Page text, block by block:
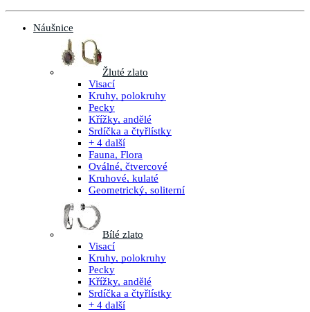
Náušnice
Žluté zlato
Visací
Kruhy, polokruhy
Pecky
Křížky, andělé
Srdíčka a čtyřlístky
+ 4 další
Fauna, Flora
Oválné, čtvercové
Kruhové, kulaté
Geometrický, soliterní
Bílé zlato
Visací
Kruhy, polokruhy
Pecky
Křížky, andělé
Srdíčka a čtyřlístky
+ 4 další